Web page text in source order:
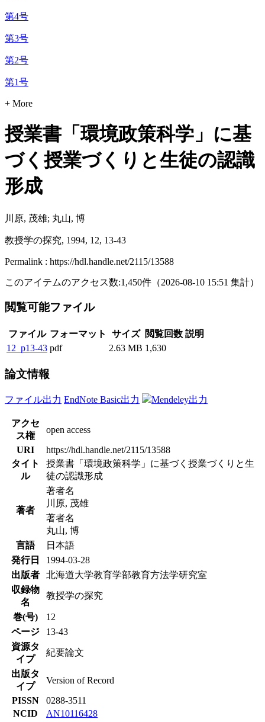
第4号
第3号
第2号
第1号
+ More
授業書「環境政策科学」に基
づく授業づくりと生徒の認識
形成
川原, 茂雄; 丸山, 博
教授学の探究, 1994, 12, 13-43
Permalink : https://hdl.handle.net/2115/13588
このアイテムのアクセス数:1,450件 （2026-08-10 15:51 集計）
閲覧可能ファイル
ファイル フォーマット サイズ 閲覧回数 説明
12_p13-43 pdf 2.63 MB 1,630
論文情報
ファイル出力 EndNote Basic出力 Mendeley出力
アクセ
ス権
open access
URI
https://hdl.handle.net/2115/13588
タイト
ル
授業書「環境政策科学」に基づく授業づくりと生
徒の認識形成
著者
著者名
川原, 茂雄
著者名
丸山, 博
言語
日本語
発行日
1994-03-28
出版者
北海道大学教育学部教育方法学研究室
収録物
名
教授学の探究
巻(号)
12
ページ
13-43
資源タ
イプ
紀要論文
出版タ
イプ
Version of Record
PISSN
0288-3511
NCID
AN10116428